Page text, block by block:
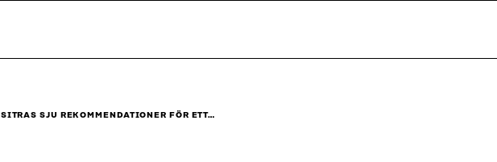
SITRAS SJU REKOMMENDATIONER FÖR ETT…